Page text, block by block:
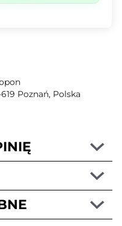
Poznań, Polska